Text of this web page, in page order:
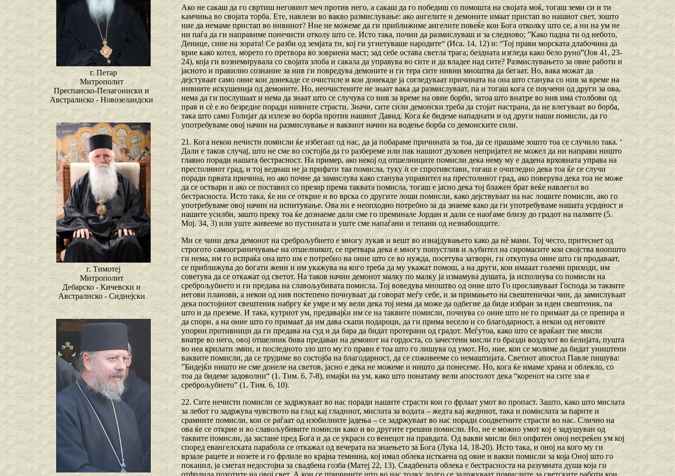
г. Петар
Митрополит
Преспанско-Пелагониски и
Австралиско - Новозеландски
г. Тимотеј
Митрополит
Дебарско - Кичевски и
Австралиско - Сиднејски
Ако не сакаш да го свртиш неговиот меч против него, а сакаш да го победиш со помошта на својата моќ, тогаш земи си и ти
камчиња во својата торба. Ете, навлези во вакво размислување: ако ангелите и демоните имаат пристап во нашиот свет, зошто
ние да немаме пристап во нивниот? Ние не можеме да ги приближиме ангелите повеќе кон Бога отколку што се, а ни на ум не
ни паѓа да ги направиме понечисти отколу што се. Исто така, почни да размислуваш и за следново; ”Како падна ти од небото,
Денице, сине на зората! Се разби од земјата ти, кој ги угнетуваше народите“ (Иса. 14, 12) и: “Тој прави морската длабочина да
врие како котел, морето го претвора во зовриена маст; зад себе остава светла трага; бездната изгледа како бело руно”(Јов 41, 23-
24), која ги вознемирувала со својата злоба и сакала да управува во сите и да владее над сите? Размислувањето за овие работи и
јасното и правилно сознание за нив ги повредува демоните и ги тера сите нивни мноштва да бегаат. Но, вака можат да
дејстуваат само оние кои донекаде се очистиле и кои донекаде ја согледуваат причината на она што станува со нив за време на
нивните искушенија од демоните. Но, неочистените не знаат вака да размислуваат, па и тогаш кога се поучени од други за ова,
нема да ги послушаат и нема да знаат што се случува со нив за време на овие борби, затоа што внатре во нив има столбови од
прав и сѐ е во безредие поради нивните страсти. Значи, сите сили демонски треба да стојат настрана, да не влегуваат во борба,
така што само Голијат да излезе во борба против нашиот Давид. Кога ќе бидеме нападнати и од други наши помисли, да го
употребуваме овој начин на размислување и ваквиот начин на водење борба со демонските сили.
21. Кога некои нечисти помисли ќе избегаат од нас, да ја побараме причината за тоа, да се прашаме зошто тоа се случило така. ‘
Дали е таков случај, што не сме во состојба да го разбереме или пак нашиот духовен непријател не можел да ни направи ништо
главно поради нашата бестрасност. На пример, ако некој од отшелниците помисли дека нему му е дадена врховната управа на
престолниот град, и тој веднаш не ја прифати таа помисла, туку ѝ се спротивстави, тогаш е очигледно дека тоа ќе се случи
поради првата причина, но ако почне да замислува како станува управител на престолниот град, ако поверува дека тоа не може
да се оствари и ако се поставил со презир према таквата помисла, тогаш е јасно дека тој блажен брат веќе навлегол во
бестрасноста. Исто така, ќе ни се открие и во врска со другите лоши помисли, како дејствуваат на нас лошите помисли, ако го
употребуваме овој начин на испитување. Ова ни е неопходно потребно за да знаеме како да ги употребуваме нашата усрдност и
нашите усилби, зашто преку тоа ќе дознаеме дали сме го преминале Јордан и дали се наоѓаме близу до градот на палмите (5.
Мој. 34, 3) или уште живееме во пустината и уште сме напаѓани и тепани од незнабошците.
Ми се чини дека демонот на среброљубието е многу лукав и вешт во изнајдувањето како да нѐ мами. Тој често, притеснет од
строгото самоограничување на отшелникот, се претвара дека е многу попустлив и љубител на сиромасите кои својства воопшто
ги нема, им го испраќа она што им е потребно на оние што се во нужда, посетува затвори, ги откупува оние што ги продаваат,
се приближува до богати жени и им укажува на кого треба да му укажат помош, а на други, кои имааат големи приходи, им
советува да се откажат од светот. На таков начин демонот малку по малку ја измамува душата, ја исполнува со помисли на
среброљубието и ги предава на славољубивата помисла. Тој воведува мноштво од оние што Го прославуваат Господа за таквите
негови планови, а некои од нив постепено почнуваат да говорат меѓу себе, и за примањето на свештенички чин, да замислуваат
дека постојниот свештеник набргу ќе умре и му вели дека тој нема да може да одбегне да биде избран за иден свештеник, па
што и да преземе. И така, кутриот ум, предавајќи им се на таквите помисли, почнува со оние што не го примаат да се препира и
да спори, а на оние што го примаат да им дава скапи подароци, да ги прима весело и со благодарност, а некои од неговите
упорни противници да ги предава на суд и да бара да бидат протерани од градот. Меѓутоа, како што се враќаат тие мисли
внатре во него, овој отшелник бива предаван на демонот на гордоста, со зачестени мисли го бразди воздухот во ќелијата, пушта
во неа крилати змии, и последното зло што му го прави е тоа што го лишува од умот. Но, ние, кои се молиме да бидат уништени
ваквите помисли, да се трудиме во состојба на благодарност, да се соживееме со немаштијата. Светиот апостол Павле пишува:
”Бидејќи ништо не сме донеле на светов, јасно е дека не можеме и ништо да понесеме. Hо, кога ќе имаме храна и облекло, со
тоа да бидеме задоволни“ (1. Тим. 6, 7-8), имајќи на ум, како што понатаму вели апостолот дека “коренот на сите зла е
среброљубието” (1. Тим. 6, 10).
22. Сите нечисти помисли се задржуваат во нас поради нашите страсти кои го фрлаат умот во пропаст. Зашто, како што мислата
за лебот го задржува чувството на глад кај гладниот, мислата за водата – жедта кај жедниот, така и помислата за парите и
срамните помисли, кои се раѓаат од изобилните јадења – се задржуваат во нас поради соодветните страсти во нас. Слично на
ова ќе се открие и во славољубивите помисли како и во другите грешни помисли. Ho, не е можно умот кој е задушуван од
таквите помисли, да застане пред Бога и да се украси со венецот на правдата. Од вакви мисли бил опфатен оној несреќен ум кој
според евангелската парабола се откажал од вечерата на знаењето за Бога (Лука 14, 18-20). Исто така, и оној на кого му ги
врзале рацете и нозете и го фрлиле во крајна темнина, кој имал облека исткаена од овие и вакви помисли за која Оној што го
поканил, ја сметал недостојна за свадбена гозба (Матеј 22, 13). Свадбената облека е бестрасноста на разумната душа која ги
отфрлила похотите на овој свет. А кои се причините што во нас толку долго се задржуваат помислите за светските работи кои